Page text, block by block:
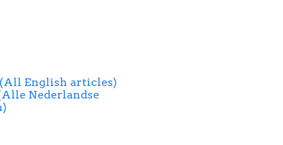
English articles)
Nederlandse